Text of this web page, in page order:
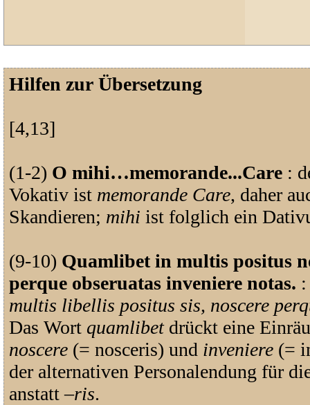
Hilfen zur Übersetzung
[4,13]
(1-2) O mihi…memorande...Care :
Vokativ ist memorande Care, daher
Skandieren; mihi ist folglich ein
(9-10) Quamlibet in multis positus
perque obseruatas inveniere notas.
multis libellis positus sis, noscere
Das Wort quamlibetdrückt eine
noscere (= nosceris) und inveniere (=
der alternativen Personalendung für
anstatt–ris.